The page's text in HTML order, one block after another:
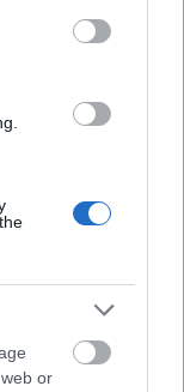
or
új gyalogos-
a villamospályát
rendszert is
hírű református